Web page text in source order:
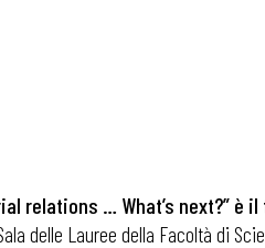
relations … What’s next?”
delle Lauree della Facoltà di